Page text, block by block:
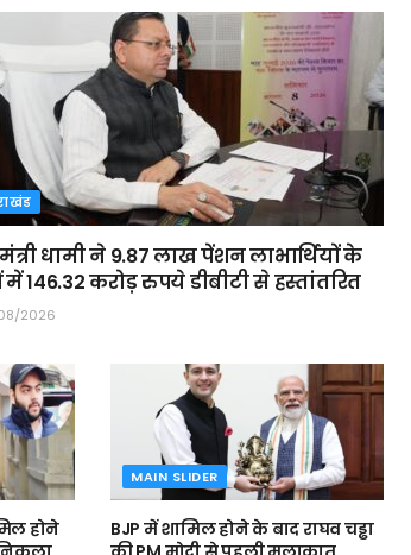
धामी ने 9.87 लाख पेंशन लाभार्थियों के
में 146.32 करोड़ रुपये डीबीटी से हस्तांतरित
2026
होने
MAIN SLIDER
BJP में शामिल होने के बाद राघव चड्ढा